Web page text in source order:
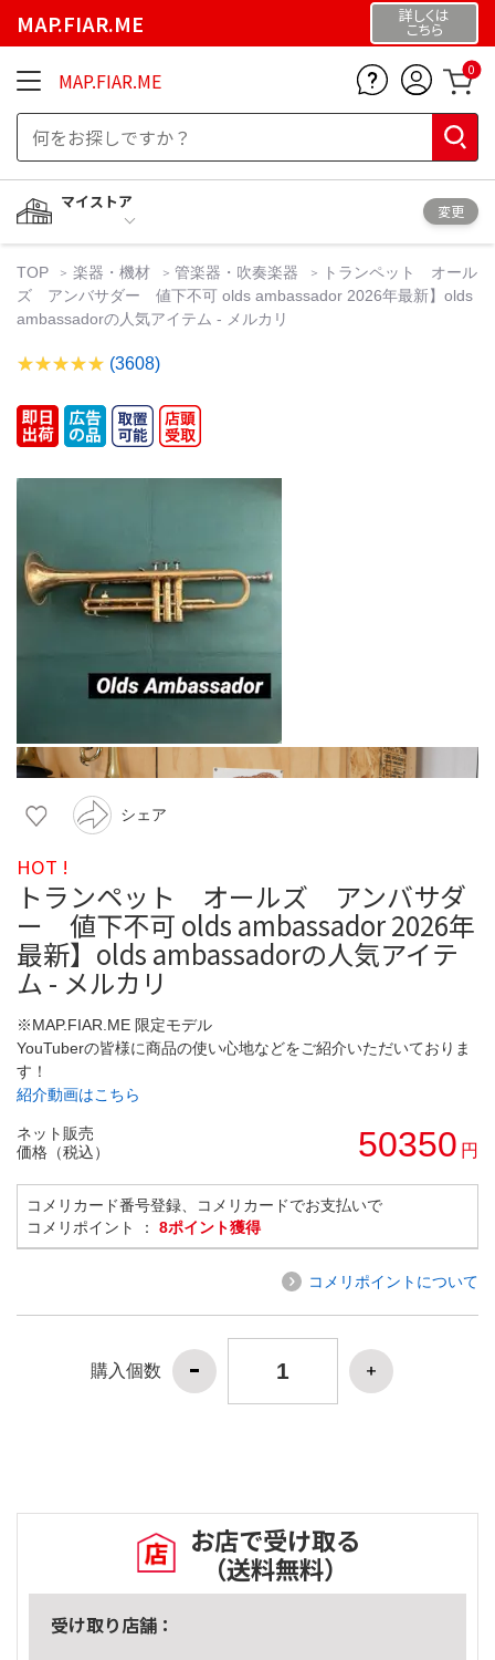
MAP.FIAR.ME 詳しくは
こちら
MAP.FIAR.ME 0
マイストア
変更
TOP 楽器・機材 管楽器・吹奏楽器
トランペット オール
ズ アンバサダー 値下不可 olds ambassador 2026年最新】olds
ambassadorの人気アイテム - メルカリ
(3608)
シェア
HOT !
トランペット オールズ アンバサダ
ー 値下不可 olds ambassador 2026年
最新】olds ambassadorの人気アイテ
ム - メルカリ
※MAP.FIAR.ME 限定モデル
YouTuberの皆様に商品の使い心地などをご紹介いただいておりま
す！
紹介動画はこちら
ネット販売
価格（税込）
50350 円
コメリカード番号登録、コメリカードでお支払いで
コメリポイント ： 8ポイント獲得
コメリポイントについて
購入個数
お店で受け取る
（送料無料）
受け取り店舗：